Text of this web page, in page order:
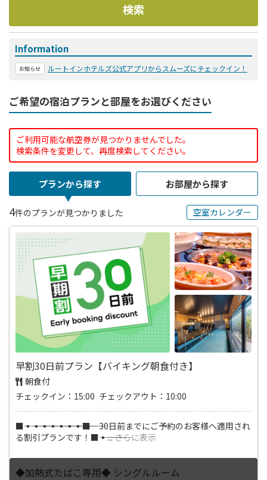
検索
Information
お知らせ ルートインホテルズ公式アプリからスムーズにチェックイン！
ご希望の宿泊プランと部屋をお選びください
ご利用可能な航空券が見つかりませんでした。
検索条件を変更して、再度検索してください。
プランから探す お部屋から探す
4件のプランが見つかりました 空室カレンダー
早割30日前プラン【バイキング朝食付き】
朝食付
チェックイン：15:00 チェックアウト：10:00
■―――▪―――▪―――▪―――▪―――▪―――▪―――▪―――■ 30日前までにご予約のお客様へ適用され
る割引プランです！■―――▪―――...さらに表示
◆加熱式たばこ専用◆ シングルルーム